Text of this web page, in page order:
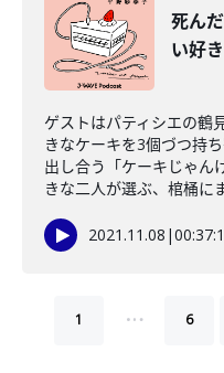
死ん
い好
ゲストはパティシエの鶴
きなケーキを3個づつ持
出し合う「ケーキじゃん
きな二人が選ぶ、棺桶に
2021.11.08 |
1 … 6